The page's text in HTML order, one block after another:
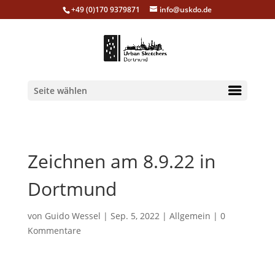
+49 (0)170 9379871 info@uskdo.de
Seite wählen
Zeichnen am 8.9.22 in
Dortmund
von Guido Wessel | Sep. 5, 2022| Allgemein | 0
Kommentare